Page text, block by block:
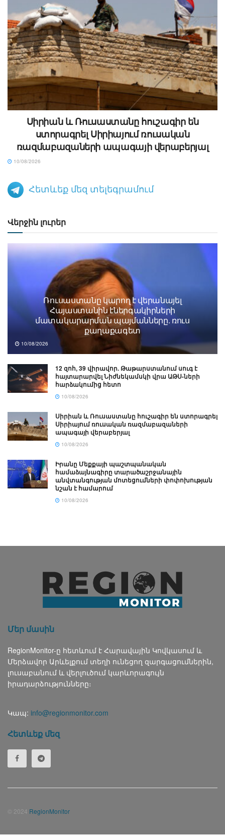
Սիրիան և Ռուսաստանը հուշագիր են
ստորագրել Սիրիայում ռուսական
ռազմաբազաների ապագայի վերաբերյալ
10/08/2026
Հետևեք մեզ տելեգրամում
Վերջին լուրեր
Ռուսաստանը կարող է վերանայել
Հայաստանին էներգակիրների
մատակարարման պայմանները. ռուս
քաղաքագետ
10/08/2026
12 զոհ, 39 վիրավոր. Թաթարստանում սուգ է
հայտարարվել Նիժնեկամսկի վրա ԱԹՍ-ների
հարձակումից հետո
10/08/2026
Սիրիան և Ռուսաստանը հուշագիր են ստորագրել
Սիրիայում ռուսական ռազմաբազաների
ապագայի վերաբերյալ
10/08/2026
Իրանը Մեքքայի պաշտպանական
համաձայնագիրը տարածաշրջանային
անվտանգության մոտեցումների փոփոխության
նշան է համարում
10/08/2026
Մեր մասին
RegionMonitor-ը հետևում է Հարավային Կովկասում և
Մերձավոր Արևելքում տեղի ունեցող զարգացումներին,
լուսաբանում և վերլուծում կարևորագույն
իրադարձությունները։
Կապ: info@regionmonitor.com
Հետևեք մեզ
© 2024 RegionMonitor